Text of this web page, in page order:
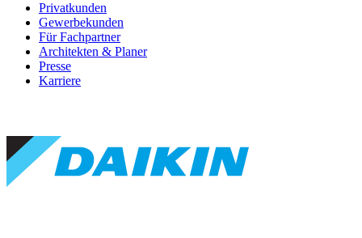
Privatkunden
Gewerbekunden
Für Fachpartner
Architekten & Planer
Presse
Karriere